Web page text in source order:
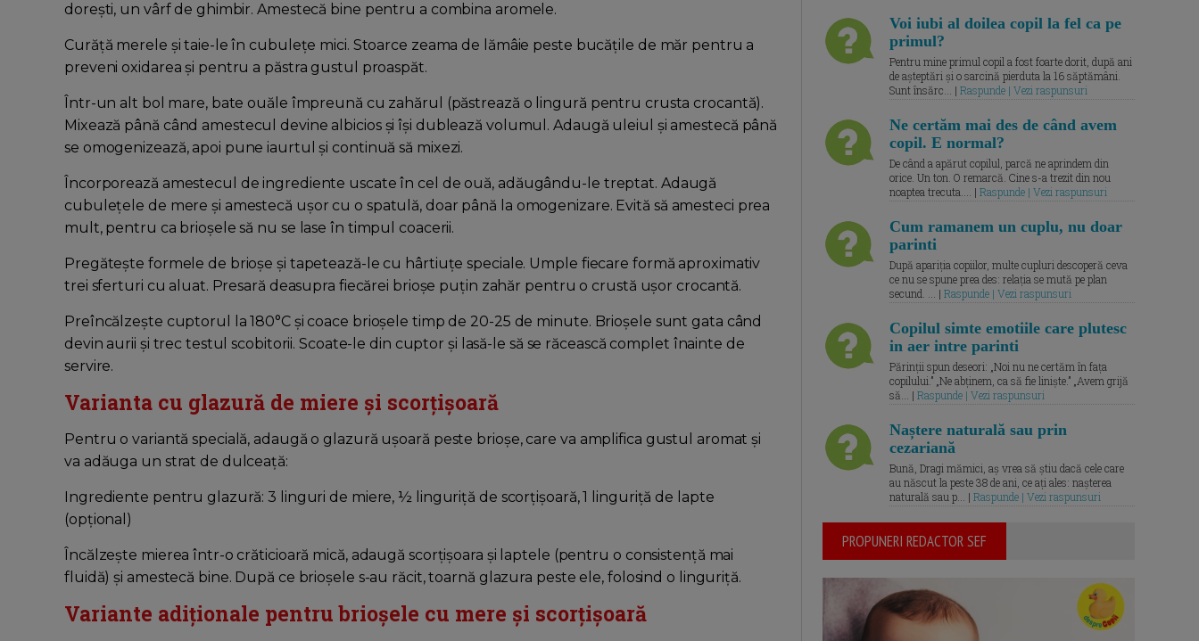
dorești, un vârf de ghimbir. Amestecă bine pentru a combina aromele.
Curăță merele și taie-le în cubulețe mici. Stoarce zeama de lămâie peste bucățile de măr pentru a
preveni oxidarea și pentru a păstra gustul proaspăt.
Într-un alt bol mare, bate ouăle împreună cu zahărul (păstrează o lingură pentru crusta crocantă).
Mixează până când amestecul devine albicios și își dublează volumul. Adaugă uleiul și amestecă până
se omogenizează, apoi pune iaurtul și continuă să mixezi.
Încorporează amestecul de ingrediente uscate în cel de ouă, adăugându-le treptat. Adaugă
cubulețele de mere și amestecă ușor cu o spatulă, doar până la omogenizare. Evită să amesteci prea
mult, pentru ca brioșele să nu se lase în timpul coacerii.
Pregătește formele de brioșe și tapetează-le cu hârtiuțe speciale. Umple fiecare formă aproximativ
trei sferturi cu aluat. Presară deasupra fiecărei brioșe puțin zahăr pentru o crustă ușor crocantă.
Preîncălzește cuptorul la 180°C și coace brioșele timp de 20-25 de minute. Brioșele sunt gata când
devin aurii și trec testul scobitorii. Scoate-le din cuptor și lasă-le să se răcească complet înainte de
servire.
Varianta cu glazură de miere și scorțișoară
Pentru o variantă specială, adaugă o glazură ușoară peste brioșe, care va amplifica gustul aromat și
va adăuga un strat de dulceață:
Ingrediente pentru glazură: 3 linguri de miere, ½ linguriță de scorțișoară, 1 linguriță de lapte
(opțional)
Încălzește mierea într-o crăticioară mică, adaugă scorțișoara și laptele (pentru o consistență mai
fluidă) și amestecă bine. După ce brioșele s-au răcit, toarnă glazura peste ele, folosind o linguriță.
Variante adiționale pentru brioșele cu mere și scorțișoară
Voi iubi al doilea copil la fel ca pe
primul?
Pentru mine primul copil a fost foarte dorit, după ani
de așteptări și o sarcină pierduta la 16 săptămâni.
Sunt însărc... | Raspunde | Vezi raspunsuri
Ne certăm mai des de când avem
copil. E normal?
De când a apărut copilul, parcă ne aprindem din
orice. Un ton. O remarcă. Cine s-a trezit din nou
noaptea trecuta.... | Raspunde | Vezi raspunsuri
Cum ramanem un cuplu, nu doar
parinti
După apariția copiilor, multe cupluri descoperă ceva
ce nu se spune prea des: relația se mută pe plan
secund. ... | Raspunde | Vezi raspunsuri
Copilul simte emotiile care plutesc
in aer intre parinti
Părinții spun deseori: „Noi nu ne certăm în fața
copilului.” „Ne abținem, ca să fie liniște.” „Avem grijă
să... | Raspunde | Vezi raspunsuri
Naștere naturală sau prin
cezariană
Bună, Dragi mămici, aș vrea să știu dacă cele care
au născut la peste 38 de ani, ce ați ales: nașterea
naturală sau p... | Raspunde | Vezi raspunsuri
PROPUNERI REDACTOR SEF